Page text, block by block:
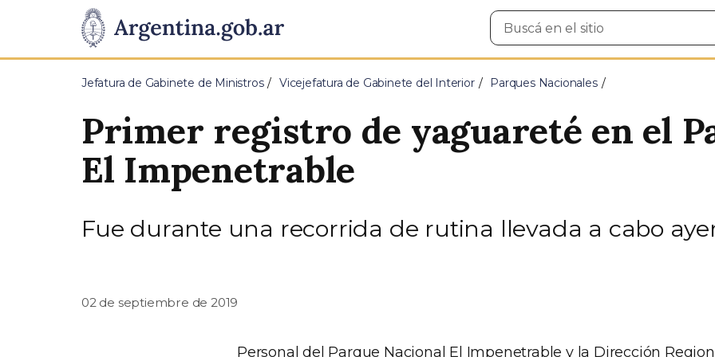
Presidencia
de
Pasar al contenido principal
Buscar
en
Jefatura de Gabinete de Ministros Vicejefatura de Gabinete del Interior Parques Nacionales
Primer registro de yaguareté en el
El Impenetrable
Fue durante una recorrida de rutina llevada a cabo
02 de septiembre de 2019
Personal del Parque Nacional El Impenetrable y la Dirección